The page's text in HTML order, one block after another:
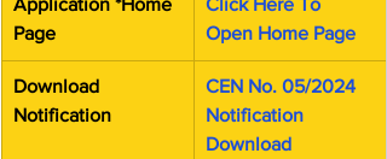
Application *Home
Page
Click Here To
Open Home Page
Download
Notification
CEN No. 05/2024
Notification
Download